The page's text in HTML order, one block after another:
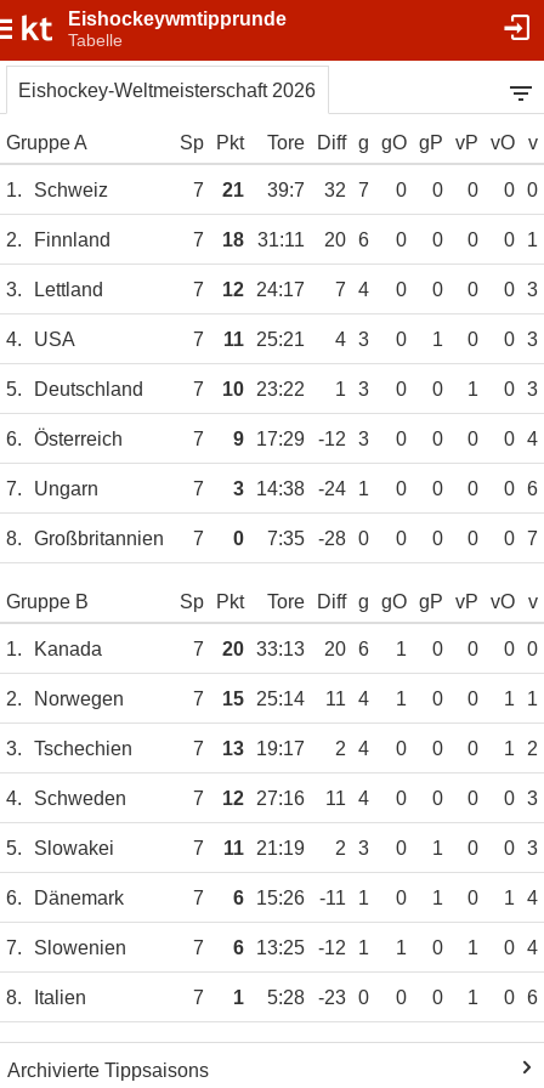
Eishockeywmtipprunde
Tabelle
Eishockey-Weltmeisterschaft 2026
Gruppe A Sp Pkt Tore Diff g gO gP vP vO v
1. Schweiz 7 21 39:7 32 7 0 0 0 0 0
2. Finnland 7 18 31:11 20 6 0 0 0 0 1
3. Lettland 7 12 24:17 7 4 0 0 0 0 3
4. USA 7 11 25:21 4 3 0 1 0 0 3
5. Deutschland 7 10 23:22 1 3 0 0 1 0 3
6. Österreich 7 9 17:29 -12 3 0 0 0 0 4
7. Ungarn 7 3 14:38 -24 1 0 0 0 0 6
8. Großbritannien 7 0 7:35 -28 0 0 0 0 0 7
Gruppe B Sp Pkt Tore Diff g gO gP vP vO v
1. Kanada 7 20 33:13 20 6 1 0 0 0 0
2. Norwegen 7 15 25:14 11 4 1 0 0 1 1
3. Tschechien 7 13 19:17 2 4 0 0 0 1 2
4. Schweden 7 12 27:16 11 4 0 0 0 0 3
5. Slowakei 7 11 21:19 2 3 0 1 0 0 3
6. Dänemark 7 6 15:26 -11 1 0 1 0 1 4
7. Slowenien 7 6 13:25 -12 1 1 0 1 0 4
8. Italien 7 1 5:28 -23 0 0 0 1 0 6
Archivierte Tippsaisons